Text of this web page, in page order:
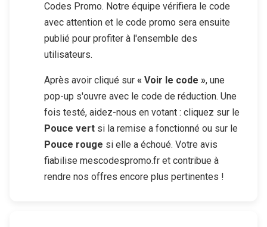
Codes Promo. Notre équipe vérifiera le code
avec attention et le code promo sera ensuite
publié pour profiter à l'ensemble des
utilisateurs.
Après avoir cliqué sur « Voir le code », une
pop-up s'ouvre avec le code de réduction. Une
fois testé, aidez-nous en votant : cliquez sur le
Pouce vert si la remise a fonctionné ou sur le
Pouce rouge si elle a échoué. Votre avis
fiabilise mescodespromo.fr et contribue à
rendre nos offres encore plus pertinentes !